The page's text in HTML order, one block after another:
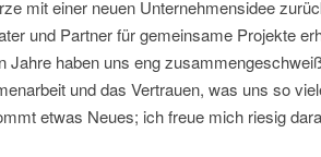
mit einer neuen Unternehmensidee
und Partner für gemeinsame Projekte
Jahre haben uns eng
und das Vertrauen, was uns so
etwas Neues; ich freue mich riesig